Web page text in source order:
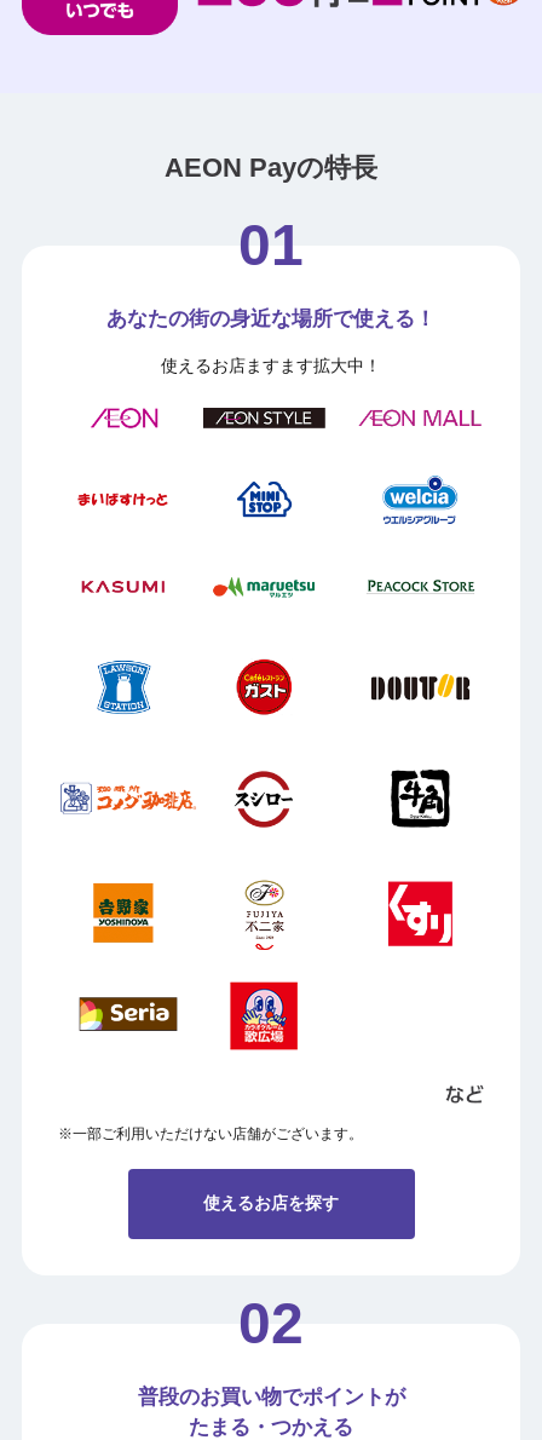
AEON Payの特長
あなたの街の身近な場所で使える！
使えるお店ますます拡大中！
※一部ご利用いただけない店舗がございます。
使えるお店を探す
普段のお買い物でポイントが
たまる・つかえる